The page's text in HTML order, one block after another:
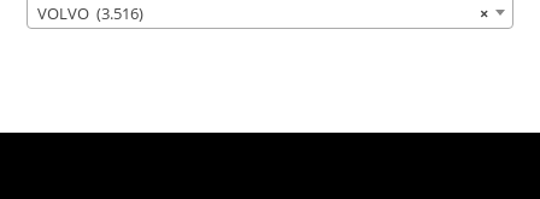
×
VOLVO (3.516)